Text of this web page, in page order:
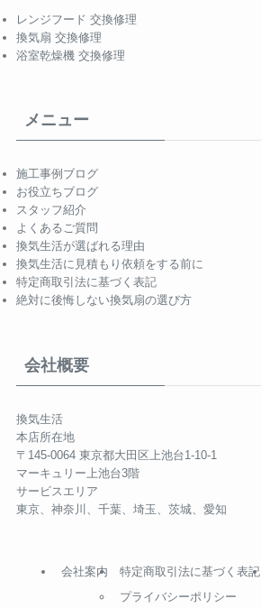
レンジフード 交換修理
換気扇 交換修理
浴室乾燥機 交換修理
メニュー
施工事例ブログ
お役立ちブログ
スタッフ紹介
よくあるご質問
換気生活が選ばれる理由
換気生活に見積もり依頼をする前に
特定商取引法に基づく表記
絶対に後悔しない換気扇の選び方
会社概要
換気生活
本店所在地
〒145-0064 東京都大田区上池台1-10-1
マーキュリー上池台3階
サービスエリア
東京、神奈川、千葉、埼玉、茨城、愛知
会社案内
特定商取引法に基づく表記
プライバシーポリシー